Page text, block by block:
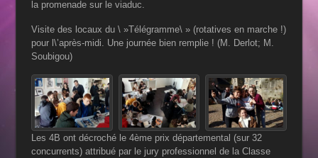
la promenade sur le viaduc.
Visite des locaux du \ »Télégramme\ » (rotatives en marche !)
pour l\’après-midi. Une journée bien remplie ! (M. Derlot; M.
Soubigou)
Les 4B ont décroché le 4ème prix départemental (sur 32
concurrents) attribué par le jury professionnel de la Classe